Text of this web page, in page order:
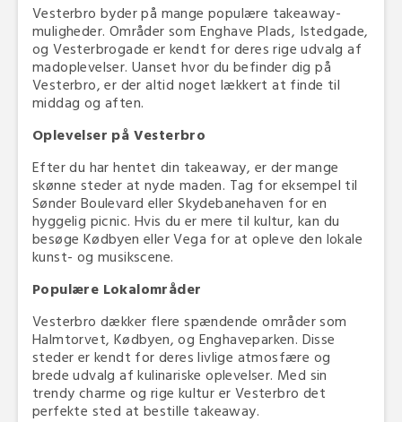
Vesterbro byder på mange populære takeaway-
muligheder. Områder som Enghave Plads, Istedgade,
og Vesterbrogade er kendt for deres rige udvalg af
madoplevelser. Uanset hvor du befinder dig på
Vesterbro, er der altid noget lækkert at finde til
middag og aften.
Oplevelser på Vesterbro
Efter du har hentet din takeaway, er der mange
skønne steder at nyde maden. Tag for eksempel til
Sønder Boulevard eller Skydebanehaven for en
hyggelig picnic. Hvis du er mere til kultur, kan du
besøge Kødbyen eller Vega for at opleve den lokale
kunst- og musikscene.
Populære Lokalområder
Vesterbro dækker flere spændende områder som
Halmtorvet, Kødbyen, og Enghaveparken. Disse
steder er kendt for deres livlige atmosfære og
brede udvalg af kulinariske oplevelser. Med sin
trendy charme og rige kultur er Vesterbro det
perfekte sted at bestille takeaway.